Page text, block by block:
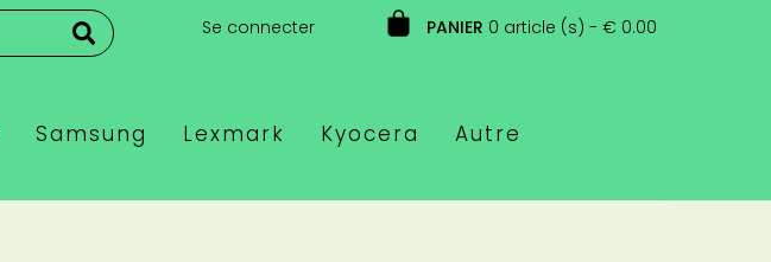
Se connecter PANIER 0 article (s) - € 0.00
Samsung Lexmark Kyocera Autre